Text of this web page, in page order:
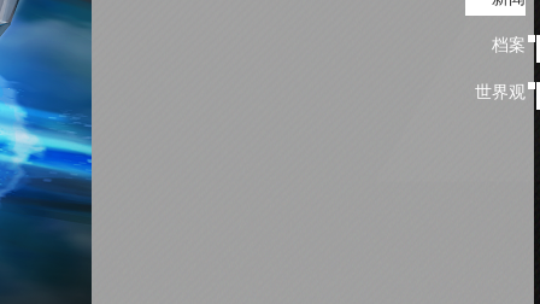
档
档案
世
世界观